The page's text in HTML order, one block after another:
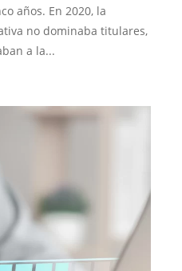
años. En 2020, la
no dominaba titulares,
a la...